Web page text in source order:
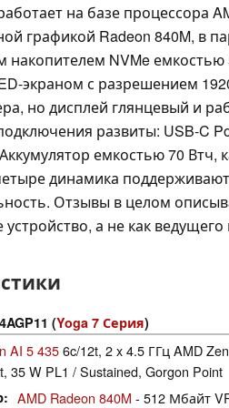
на базе процессора
графикой Radeon 840M, в
накопителем NVMe
экраном с разрешением
но дисплей глянцевый и
развиты: USB-C
емкостью 70 Втч,
динамика
Отзывы в целом
а не как
(Yoga 7 Серия)
AI 5 4356c/12t, 2 x 4.5 ГГц AMD
35 W PL1 / Sustained, Gorgon Point
AMD Radeon 840M - 512 Мбайт